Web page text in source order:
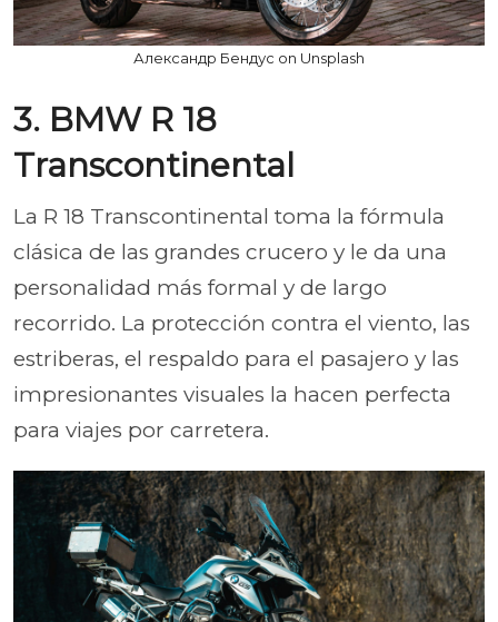
Александр Бендус on Unsplash
3. BMW R 18
Transcontinental
La R 18 Transcontinental toma la fórmula
clásica de las grandes crucero y le da una
personalidad más formal y de largo
recorrido. La protección contra el viento, las
estriberas, el respaldo para el pasajero y las
impresionantes visuales la hacen perfecta
para viajes por carretera.